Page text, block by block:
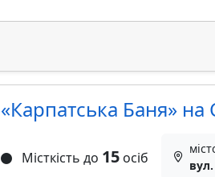
«Карпатська Баня» на
Місткість до 15осіб